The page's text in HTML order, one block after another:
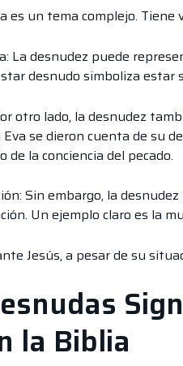
es un tema complejo.
La desnudez puede
desnudo simboliza
otro lado, la desnudez
se dieron cuenta de su
de la conciencia del pecado.
Sin embargo, la
Un ejemplo claro es la
Jesús, a pesar de su
la Biblia